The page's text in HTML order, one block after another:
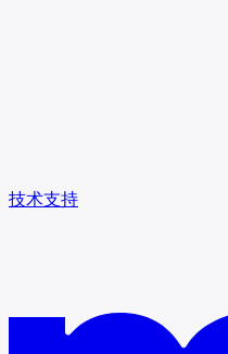
技术支持